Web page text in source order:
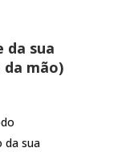
da sua
mão)
da sua